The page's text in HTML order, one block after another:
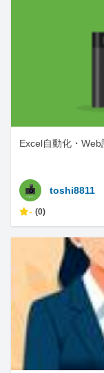
Excel自動化・
toshi8811
- (0)